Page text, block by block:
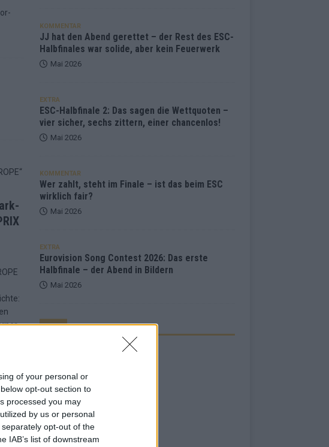
of your personal or
opt-out section to
processed you may
by us or personal
opt-out of the
IAB’s list of downstream
KOMMENTAR
JJ hat den Abend gerettet – der Rest des ESC-
Halbfinales war solide, aber kein Feuerwerk
Mai 2026
EXTRA
ESC-Halbfinale 2: Das sagen die Wettquoten –
vier sicher, sechs zittern, einer chancenlos!
Mai 2026
KOMMENTAR
Wer zahlt, steht im Finale – ist das beim ESC
wirklich fair?
Mai 2026
EXTRA
Eurovision Song Contest 2026: Das erste
Halbfinale – der Abend in Bildern
Mai 2026
AD